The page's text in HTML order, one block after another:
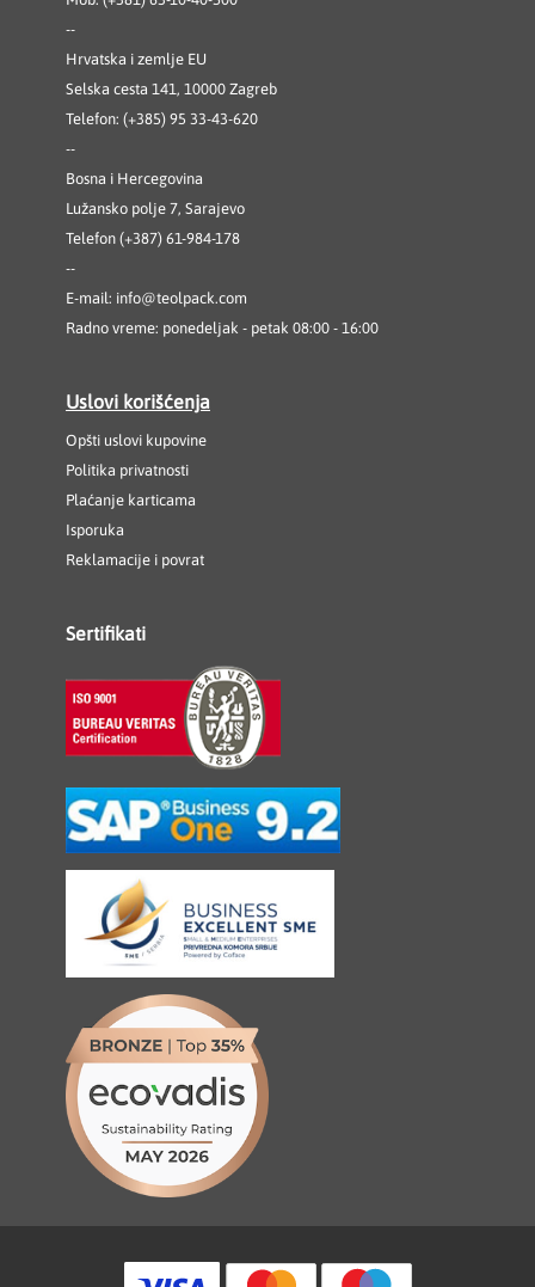
--
Hrvatska i zemlje EU
Selska cesta 141, 10000 Zagreb
Telefon: (+385) 95 33-43-620
--
Bosna i Hercegovina
Lužansko polje 7, Sarajevo
Telefon (+387) 61-984-178
--
E-mail: info@teolpack.com
Radno vreme: ponedeljak - petak 08:00 - 16:00
Uslovi korišćenja
Opšti uslovi kupovine
Politika privatnosti
Plaćanje karticama
Isporuka
Reklamacije i povrat
Sertifikati